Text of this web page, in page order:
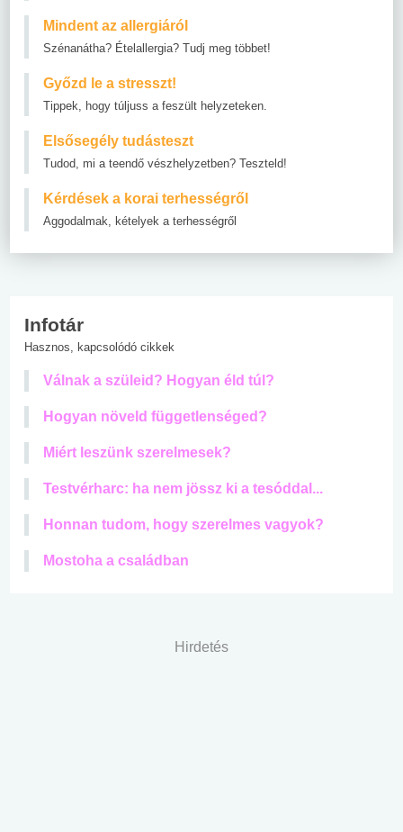
Mindent az allergiáról
Szénanátha? Ételallergia? Tudj meg többet!
Győzd le a stresszt!
Tippek, hogy túljuss a feszült helyzeteken.
Elsősegély tudásteszt
Tudod, mi a teendő vészhelyzetben? Teszteld!
Kérdések a korai terhességről
Aggodalmak, kételyek a terhességről
Infotár
Hasznos, kapcsolódó cikkek
Válnak a szüleid? Hogyan éld túl?
Hogyan növeld függetlenséged?
Miért leszünk szerelmesek?
Testvérharc: ha nem jössz ki a tesóddal...
Honnan tudom, hogy szerelmes vagyok?
Mostoha a családban
Hirdetés